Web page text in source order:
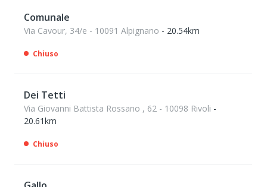
Comunale
Via Cavour, 34/e - 10091 Alpignano - 20.54km
Chiuso
Dei Tetti
Via Giovanni Battista Rossano , 62 - 10098 Rivoli -
20.61km
Chiuso